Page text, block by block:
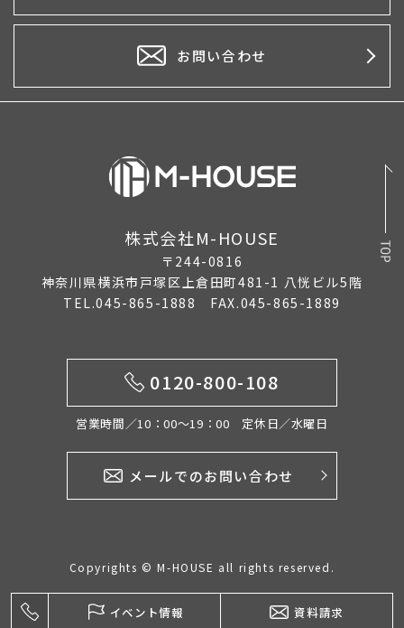
イベント情報 資料請求
お問い合わせ
株式会社M-HOUSE
〒244-0816
神奈川県横浜市戸塚区上倉田町481-1 八恍ビル5階
TEL.045-865-1888 FAX.045-865-1889
0120-800-108
営業時間／10：00〜19：00 定休日／水曜日
メールでのお問い合わせ
Copyrights © M-HOUSE all rights reserved.